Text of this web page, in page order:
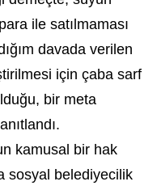
ile satılmaması
davada verilen
için çaba sarf
bir meta
kamusal bir hak
sosyal belediyecilik